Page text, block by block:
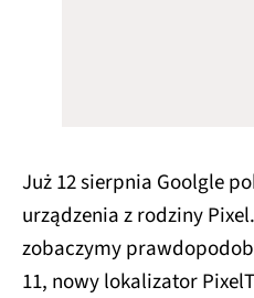
Już 12 sierpnia Goolgle
urządzenia z rodziny
zobaczymy
11, nowy lokalizator